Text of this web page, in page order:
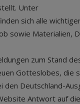
Unter
sich alle
sowie Materialien,
zum Stand
Gotteslobes, die
den Deutschland-
Antwort auf